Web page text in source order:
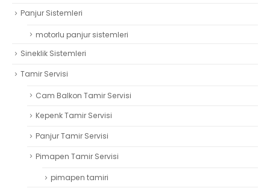
Panjur Sistemleri
motorlu panjur sistemleri
Sineklik Sistemleri
Tamir Servisi
Cam Balkon Tamir Servisi
Kepenk Tamir Servisi
Panjur Tamir Servisi
Pimapen Tamir Servisi
pimapen tamiri